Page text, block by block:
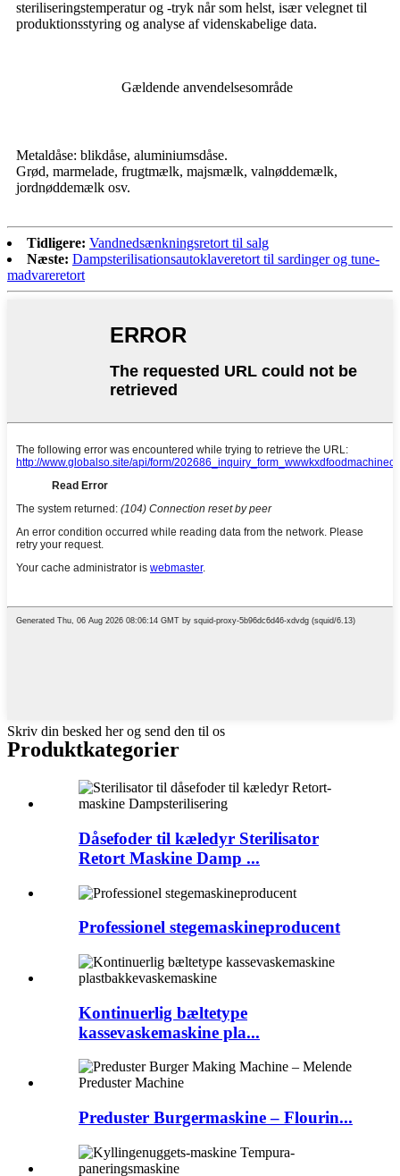
steriliseringstemperatur og -tryk når som helst, især velegnet til
produktionsstyring og analyse af videnskabelige data.
Gældende anvendelsesområde
Metaldåse: blikdåse, aluminiumsdåse.
Grød, marmelade, frugtmælk, majsmælk, valnøddemælk,
jordnøddemælk osv.
Tidligere: Vandnedsænkningsretort til salg
Næste: Dampsterilisationsautoklaveretort til sardinger og tune-
madvareretort
Skriv din besked her og send den til os
Produktkategorier
Dåsefoder til kæledyr Sterilisator
Retort Maskine Damp ...
Professionel stegemaskineproducent
Kontinuerlig bæltetype
kassevaskemaskine pla...
Preduster Burgermaskine – Flourin...